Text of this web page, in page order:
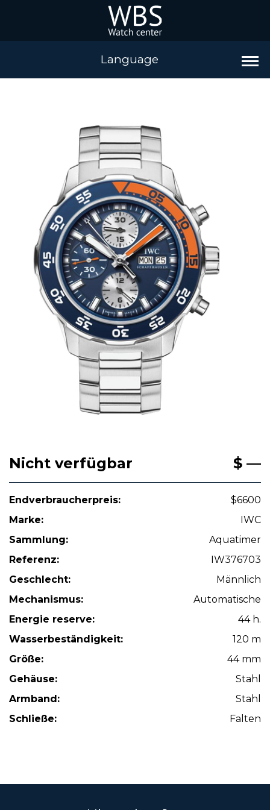
Language
Nicht verfügbar $ —
Endverbraucherpreis:
$6600
Marke:
IWC
Sammlung:
Aquatimer
Referenz:
IW376703
Geschlecht:
Männlich
Mechanismus:
Automatische
Energie reserve:
44 h.
Wasserbeständigkeit:
120 m
Größe:
44 mm
Gehäuse:
Stahl
Armband:
Stahl
Schließe:
Falten